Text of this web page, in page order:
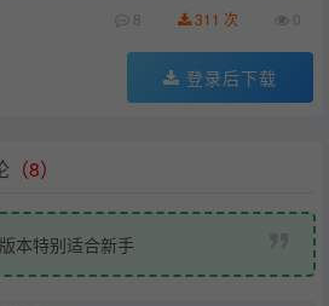
0
311 次
8
登录后下载
（8）
本特别适合新手